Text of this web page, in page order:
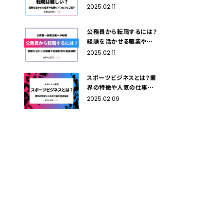
仕事や転職のプロセスも
2025.02.11
公務員から転職するには？
経験を活かせる職業や面
接対策など徹底解説！
2025.02.11
スポーツビジネスとは？業
界の特徴や人気の仕事を
徹底解説
2025.02.09